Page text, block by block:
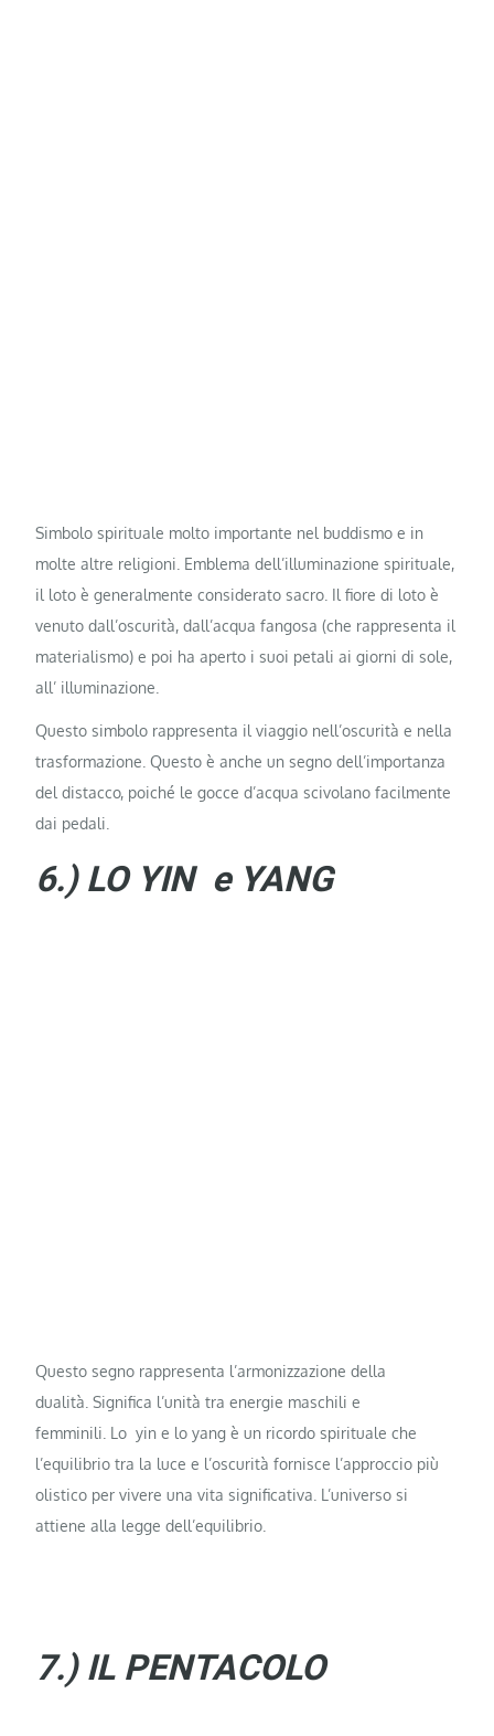
Simbolo spirituale molto importante nel buddismo e in
molte altre religioni. Emblema dell’illuminazione spirituale,
il loto è generalmente considerato sacro. Il fiore di loto è
venuto dall’oscurità, dall’acqua fangosa (che rappresenta il
materialismo) e poi ha aperto i suoi petali ai giorni di sole,
all’ illuminazione.
Questo simbolo rappresenta il viaggio nell’oscurità e nella
trasformazione. Questo è anche un segno dell’importanza
del distacco, poiché le gocce d’acqua scivolano facilmente
dai pedali.
6.) LO YIN e YANG
Questo segno rappresenta l’armonizzazione della
dualità. Significa l’unità tra energie maschili e
femminili. Lo yin e lo yang è un ricordo spirituale che
l’equilibrio tra la luce e l’oscurità fornisce l’approccio più
olistico per vivere una vita significativa. L’universo si
attiene alla legge dell’equilibrio.
7.) IL PENTACOLO